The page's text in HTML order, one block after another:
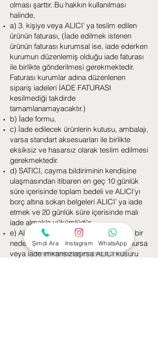
olması şarttır. Bu hakkın kullanılması
halinde,
a) 3. kişiye veya ALICI’ ya teslim edilen
ürünün faturası, (İade edilmek istenen
ürünün faturası kurumsal ise, iade ederken
kurumun düzenlemiş olduğu iade faturası
ile birlikte gönderilmesi gerekmektedir.
Faturası kurumlar adına düzenlenen
sipariş iadeleri İADE FATURASI
kesilmediği takdirde
tamamlanamayacaktır.)
b) İade formu,
c) İade edilecek ürünlerin kutusu, ambalajı,
varsa standart aksesuarları ile birlikte
eksiksiz ve hasarsız olarak teslim edilmesi
gerekmektedir.
d) SATICI, cayma bildiriminin kendisine
ulaşmasından itibaren en geç 10 günlük
süre içerisinde toplam bedeli ve ALICI’yı
borç altına sokan belgeleri ALICI’ ya iade
etmek ve 20 günlük süre içerisinde malı
iade almakla yükümlüdür.
e) ALICI’ nın kusurundan kaynaklanan bir
nedenle malın değerinde bir azalma olursa
veya iade imkânsızlaşırsa ALICI kusuru
Şimdi Ara Instagram WhatsApp